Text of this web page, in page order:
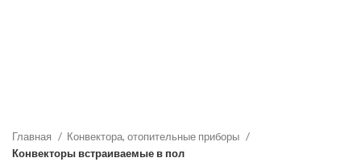
Главная
Конвектора, отопительные приборы
Конвекторы встраиваемые в пол